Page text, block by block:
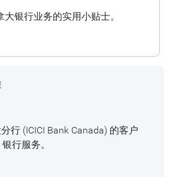
银行业务的实用小贴士。
行 (ICICI Bank Canada) 的客户
行服务。